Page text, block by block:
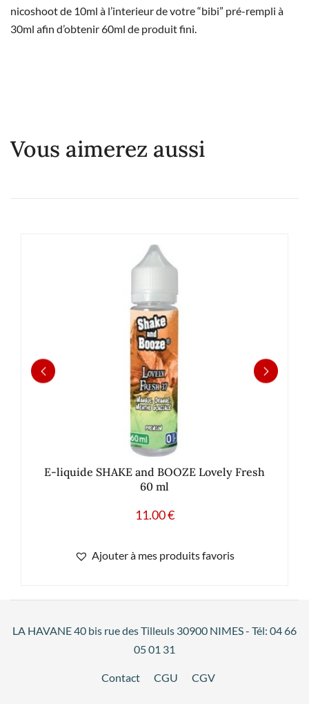
nicoshoot de 10ml à l’interieur de votre “bibi” pré-rempli à
30ml afin d’obtenir 60ml de produit fini.
Vous aimerez aussi
E-liquide SHAKE and BOOZE Lovely Fresh
60 ml
11.00€
Ajouter à mes produits favoris
LA HAVANE 40 bis rue des Tilleuls 30900 NIMES - Tél: 04 66
05 01 31
Contact CGU CGV